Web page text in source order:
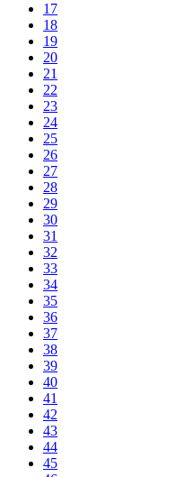
17
18
19
20
21
22
23
24
25
26
27
28
29
30
31
32
33
34
35
36
37
38
39
40
41
42
43
44
45